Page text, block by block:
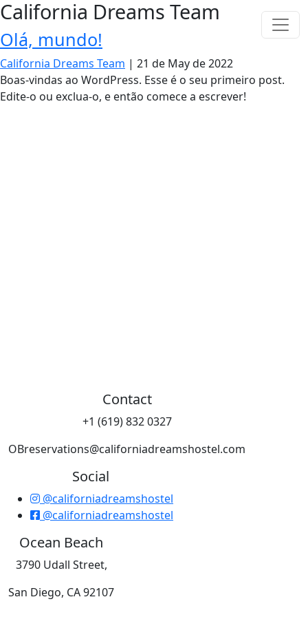
California Dreams Team
Olá, mundo!
California Dreams Team | 21 de May de 2022
Boas-vindas ao WordPress. Esse é o seu primeiro post.
Edite-o ou exclua-o, e então comece a escrever!
Contact
+1 (619) 832 0327
OBreservations@californiadreamshostel.com
Social
@californiadreamshostel
@californiadreamshostel
Ocean Beach
3790 Udall Street,
San Diego, CA 92107